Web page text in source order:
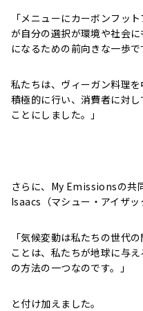
「メニューにカーボンフッ
が自分の選択が環境や社会
になるための前向きな一歩で
私たちは、ヴィーガン料理
積極的に行い、消費者に対
ことにしました。」
さらに、My Emissionsの共
Isaacs（マシュー・アイザッ
「気候変動は私たちの世代
ことは、私たちが地球に与
の方法の一つなのです。」
と付け加えました。